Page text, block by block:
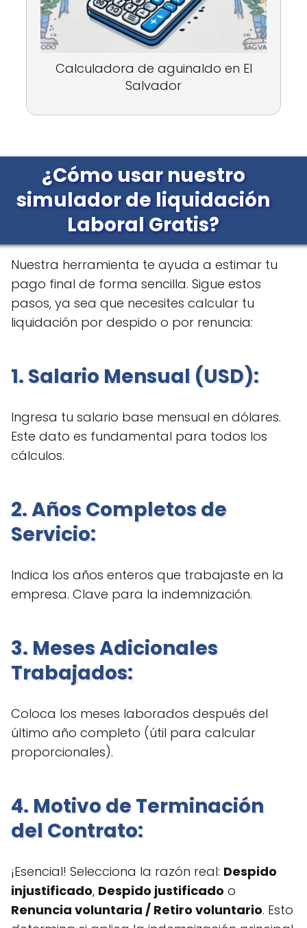
Calculadora de aguinaldo en El
Salvador
¿Cómo usar nuestro
simulador de liquidación
Laboral Gratis?
Nuestra herramienta te ayuda a estimar tu
pago final de forma sencilla. Sigue estos
pasos, ya sea que necesites calcular tu
liquidación por despido o por renuncia:
1. Salario Mensual (USD):
Ingresa tu salario base mensual en dólares.
Este dato es fundamental para todos los
cálculos.
2. Años Completos de
Servicio:
Indica los años enteros que trabajaste en la
empresa. Clave para la indemnización.
3. Meses Adicionales
Trabajados:
Coloca los meses laborados después del
último año completo (útil para calcular
proporcionales).
4. Motivo de Terminación
del Contrato:
¡Esencial! Selecciona la razón real: Despido
injustificado, Despido justificado o
Renuncia voluntaria / Retiro voluntario. Esto